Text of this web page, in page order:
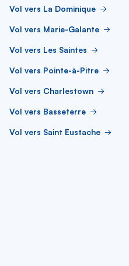
Vol vers La Dominique
Vol vers Marie-Galante
Vol vers Les Saintes
Vol vers Pointe-à-Pitre
Vol vers Charlestown
Vol vers Basseterre
Vol vers Saint Eustache